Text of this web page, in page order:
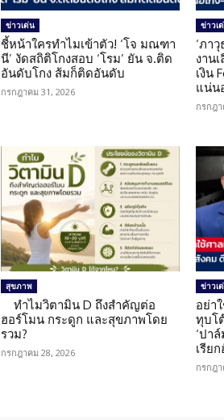
ข่าวเด่น
ชี้หน้าใครทำไมเข้าตัว! ‘โจ มณฑา
นี’ งัดสถิติโกงสอบ ‘โรม’ ยัน จ.ติด
อันดับโกง ส้มก็ติดอันดับ
กรกฎาคม 31, 2026
ข่าวเ
‘ภา
งาน
เงิน
แน่น
กรกฎ
สุขภาพ
ทำไมวิตามิน D ถึงสำคัญต่อ
ฮอร์โมน กระดูก และสุขภาพโดย
รวม?
กรกฎาคม 28, 2026
ข่าวเ
อย่า
ทุบโ
‘ปา
เรีย
กรกฎ